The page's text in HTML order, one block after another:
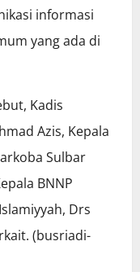
informasi
yang ada di
Kadis
Azis, Kepala
Sulbar
BNNP
Drs
(busriadi-